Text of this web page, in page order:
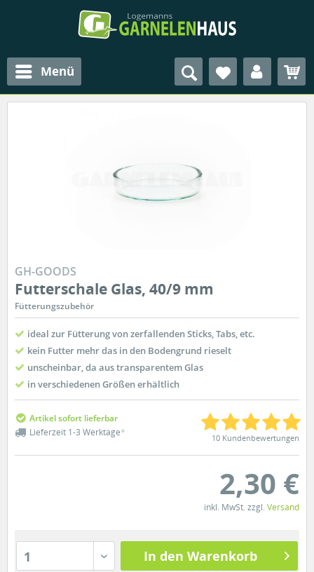
Menü
GH-GOODS
Futterschale Glas, 40/9 mm
Fütterungszubehör
ideal zur Fütterung von zerfallenden Sticks, Tabs, etc.
kein Futter mehr das in den Bodengrund rieselt
unscheinbar, da aus transparentem Glas
in verschiedenen Größen erhältlich
Artikel sofort lieferbar
Lieferzeit 1-3 Werktage* 10 Kundenbewertungen
2,30 €
inkl. MwSt. zzgl. Versand
1 In den Warenkorb